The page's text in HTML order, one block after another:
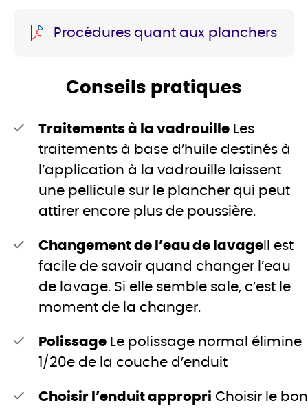
Procédures quant aux planchers
Conseils pratiques
Traitements à la vadrouille Les
traitements à base d’huile destinés à
l’application à la vadrouille laissent
une pellicule sur le plancher qui peut
attirer encore plus de poussière.
Changement de l’eau de lavage Il est
facile de savoir quand changer l’eau
de lavage. Si elle semble sale, c’est le
moment de la changer.
Polissage Le polissage normal élimine
1/20e de la couche d’enduit
Choisir l’enduit appropri Choisir le bon